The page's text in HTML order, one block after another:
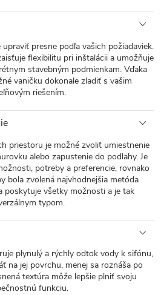
presne podľa vašich požiadaviek.
flexibilitu pri inštalácii a umožňuje
stavebným podmienkam. Vďaka
vaničku dokonale zladiť s vašim
riešením.
priestoru je možné zvoliť umiestnenie
alebo zapustenie do podlahy. Je
potreby a preferencie, rovnako
bola zvolená najvhodnejšia metóda
poskytuje všetky možnosti a je tak
typom.
plynulý a rýchly odtok vody k sifónu,
na jej povrchu, menej sa roznáša po
textúra môže lepšie plniť svoju
funkciu.